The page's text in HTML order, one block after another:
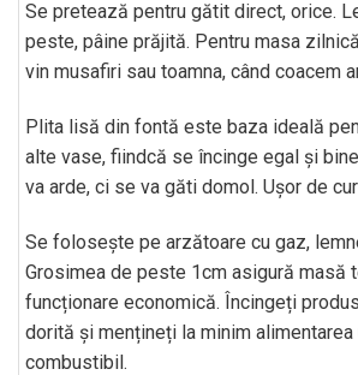
Se pretează pentru gătit direct, orice.
peste, pâine prăjită. Pentru masa
vin musafiri sau toamna, când coacem
Plita lisă din fontă este baza ideală
alte vase, fiindcă se încinge egal și
va arde, ci se va găti domol. Ușor de
Se folosește pe arzătoare cu gaz,
Grosimea de peste 1cm asigură masă
funcționare economică. Încingeți
dorită și mențineți la minim
combustibil.